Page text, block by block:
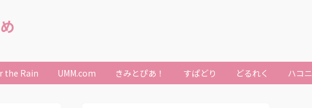
the Rain UMM.com きみとぴあ！ すぱどり どるれく ハコ